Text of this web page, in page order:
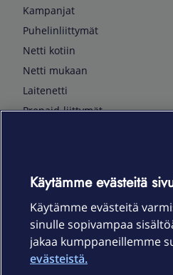
Kampanjat
Puhelinliittymät
Netti kotiin
Netti mukaan
Laitenetti
Prepaid-liittymät
TV & audio
Kodinkoneet
Kamerat ja dronet
Kellot ja rannekkeet
Käytämme evästeitä
Käytämme evästeitä
sinulle sopivampaa
jakaa kumppaneillemme
evästeistä.